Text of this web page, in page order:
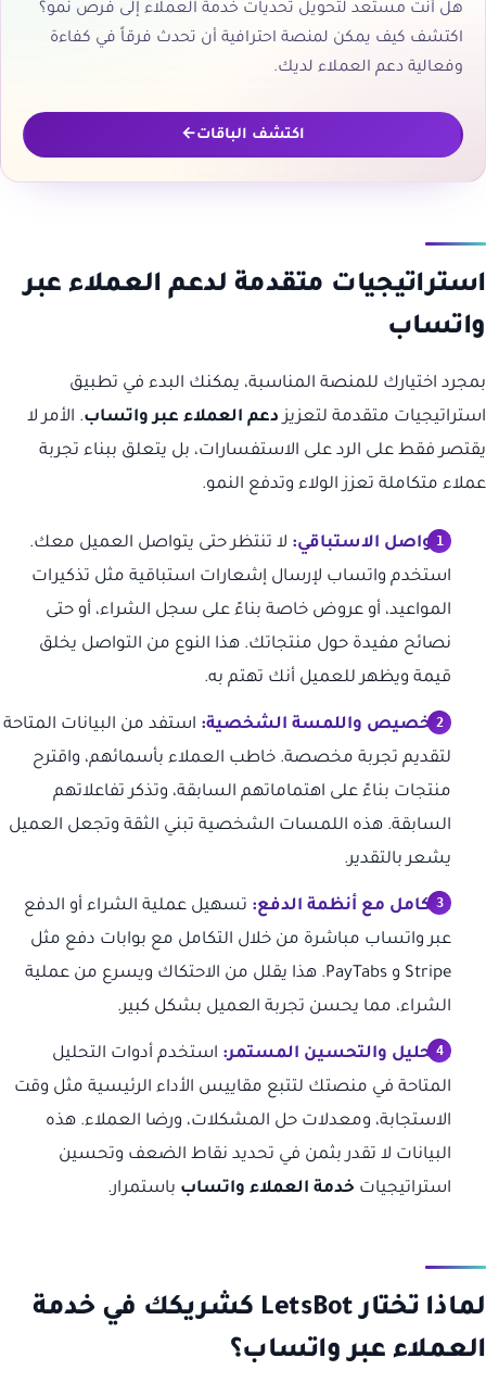
هل أنت مستعد لتحويل تحديات خدمة العملاء إلى فرص نمو؟
اكتشف كيف يمكن لمنصة احترافية أن تحدث فرقاً في كفاءة
وفعالية دعم العملاء لديك.
اكتشف الباقات
استراتيجيات متقدمة لدعم العملاء عبر
واتساب
بمجرد اختيارك للمنصة المناسبة، يمكنك البدء في تطبيق
استراتيجيات متقدمة لتعزيز دعم العملاء عبر واتساب. الأمر لا
يقتصر فقط على الرد على الاستفسارات، بل يتعلق ببناء تجربة
عملاء متكاملة تعزز الولاء وتدفع النمو.
التواصل الاستباقي: لا تنتظر حتى يتواصل العميل معك.
استخدم واتساب لإرسال إشعارات استباقية مثل تذكيرات
المواعيد، أو عروض خاصة بناءً على سجل الشراء، أو حتى
نصائح مفيدة حول منتجاتك. هذا النوع من التواصل يخلق
قيمة ويظهر للعميل أنك تهتم به.
التخصيص واللمسة الشخصية: استفد من البيانات المتاحة
لتقديم تجربة مخصصة. خاطب العملاء بأسمائهم، واقترح
منتجات بناءً على اهتماماتهم السابقة، وتذكر تفاعلاتهم
السابقة. هذه اللمسات الشخصية تبني الثقة وتجعل العميل
يشعر بالتقدير.
التكامل مع أنظمة الدفع: تسهيل عملية الشراء أو الدفع
عبر واتساب مباشرة من خلال التكامل مع بوابات دفع مثل
Stripe و PayTabs. هذا يقلل من الاحتكاك ويسرع من عملية
الشراء، مما يحسن تجربة العميل بشكل كبير.
التحليل والتحسين المستمر: استخدم أدوات التحليل
المتاحة في منصتك لتتبع مقاييس الأداء الرئيسية مثل وقت
الاستجابة، ومعدلات حل المشكلات، ورضا العملاء. هذه
البيانات لا تقدر بثمن في تحديد نقاط الضعف وتحسين
استراتيجيات خدمة العملاء واتساب باستمرار.
لماذا تختار LetsBot كشريكك في خدمة
العملاء عبر واتساب؟